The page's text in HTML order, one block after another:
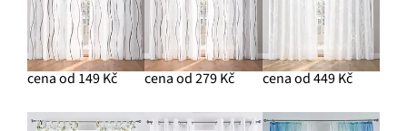
cena od 149 Kč cena od 279 Kč cena od 449 Kč